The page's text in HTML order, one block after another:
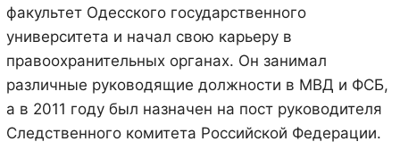
факультет Одесского государственного
университета и начал свою карьеру в
правоохранительных органах. Он занимал
различные руководящие должности в МВД и ФСБ,
а в 2011 году был назначен на пост руководителя
Следственного комитета Российской Федерации.